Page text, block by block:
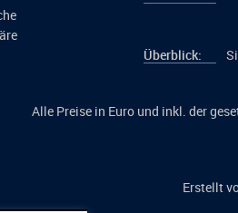
Überblick:
Alle Preise in Euro und inkl. der
Erstellt